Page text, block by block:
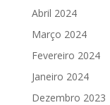
Abril 2024
Março 2024
Fevereiro 2024
Janeiro 2024
Dezembro 2023